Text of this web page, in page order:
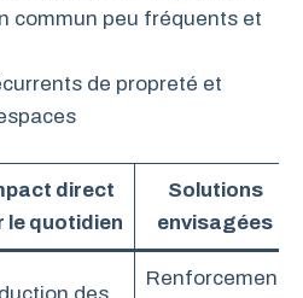
commun peu fréquents et
de propreté et
direct
le quotidien
Solutions
envisagées
Renforcement